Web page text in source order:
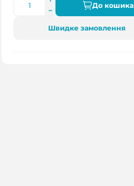
До кошика
Швидке замовлення